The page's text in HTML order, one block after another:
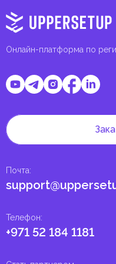
Онлайн-платформа по
Телефон:
+971 52 184 1181
Почта: